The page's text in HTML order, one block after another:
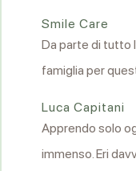
Smile Care
Da parte di tutto
famiglia per
Luca Capitani
Apprendo solo
immenso. Eri